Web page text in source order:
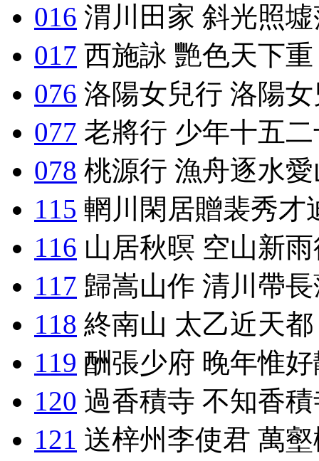
016 渭川田家 斜光照
017 西施詠 艷色天下重
076 洛陽女兒行 洛陽
077 老將行 少年十五
078 桃源行 漁舟逐水
115 輞川閑居贈裴秀才
116 山居秋暝 空山新
117 歸嵩山作 清川帶
118 終南山 太乙近天都
119 酬張少府 晚年惟
120 過香積寺 不知香
121 送梓州李使君 萬